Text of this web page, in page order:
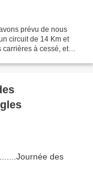
prévu de nous
circuit de 14 Km et
carrières à cessé, et